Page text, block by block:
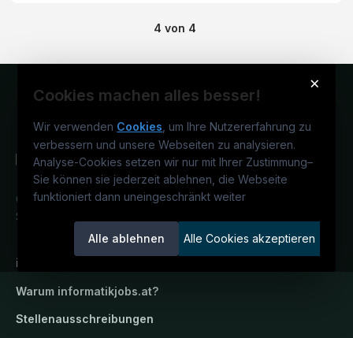
4 von 4
×
Cookies machen alles besser!
Wir verwenden Cookies , um Ihre Nutzererfahrung zu
verbessern und unsere Webseiten zu analysieren.
Analyse-Cookies setzen wir nur mit Ihrer Zustimmung–
Sie können sie jederzeit ablehnen, die Webseite
funktioniert dann uneingeschränkt weiter
Alle ablehnen Alle Cookies akzeptieren
Österreichs IT-Karriereportal.Ein
Service der candidatis GmbH.
informatikjobs.at
Warum informatikjobs.at?
Stellenausschreibungen